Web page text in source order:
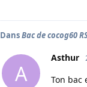
DansBac de cocog60
A
Asthur
Ton bac